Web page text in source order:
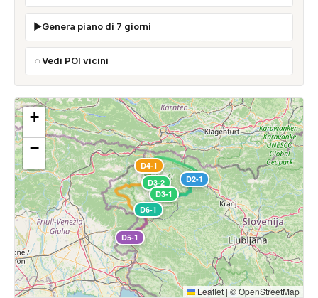
Genera piano di 7 giorni
Vedi POI vicini
D2-1
D3-1
D3-2
D4-1
D5-1
D6-1
+
−
Leaflet | ©OpenStreetMap